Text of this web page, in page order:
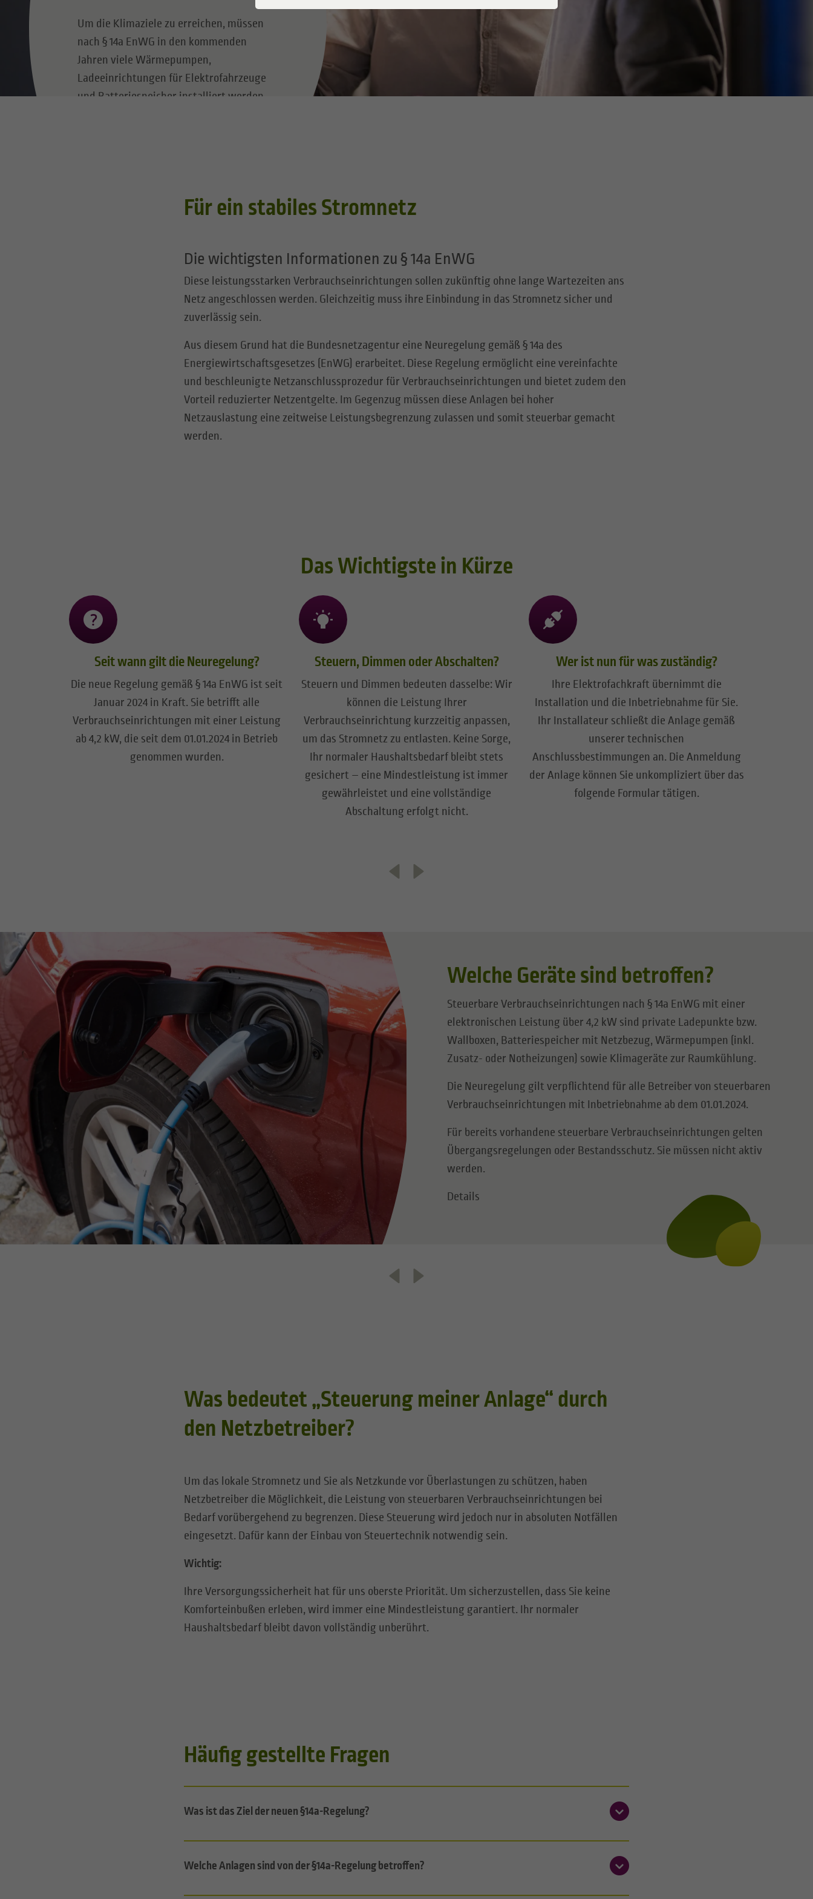
Vertragskündigung
Verbrauchseinrichtung
Redispatch
Grundversorger Strom
Grundversorger Gas
Versorgungssicherheit
Um die Klimaziele zu erreichen, müssen
nach § 14a EnWG in den kommenden
Jahren viele Wärmepumpen,
Ladeeinrichtungen für Elektrofahrzeuge
und Batteriespeicher installiert werden.
Für ein stabiles Stromnetz
Die wichtigsten Informationen zu § 14a EnWG
Diese leistungsstarken Verbrauchseinrichtungen sollen zukünftig ohne lange Wartezeiten ans
Netz angeschlossen werden. Gleichzeitig muss ihre Einbindung in das Stromnetz sicher und
zuverlässig sein.
Aus diesem Grund hat die Bundesnetzagentur eine Neuregelung gemäß § 14a des
Energiewirtschaftsgesetzes (EnWG) erarbeitet. Diese Regelung ermöglicht eine vereinfachte
und beschleunigte Netzanschlussprozedur für Verbrauchseinrichtungen und bietet zudem den
Vorteil reduzierter Netzentgelte. Im Gegenzug müssen diese Anlagen bei hoher
Netzauslastung eine zeitweise Leistungsbegrenzung zulassen und somit steuerbar gemacht
werden.
Das Wichtigste in Kürze
Seit wann gilt die Neuregelung?
Die neue Regelung gemäß § 14a EnWG ist seit
Januar 2024 in Kraft. Sie betrifft alle
Verbrauchseinrichtungen mit einer Leistung
ab 4,2 kW, die seit dem 01.01.2024 in Betrieb
genommen wurden.
Steuern, Dimmen oder Abschalten?
Steuern und Dimmen bedeuten dasselbe: Wir
können die Leistung Ihrer
Verbrauchseinrichtung kurzzeitig anpassen,
um das Stromnetz zu entlasten. Keine Sorge,
Ihr normaler Haushaltsbedarf bleibt stets
gesichert – eine Mindestleistung ist immer
gewährleistet und eine vollständige
Abschaltung erfolgt nicht.
Wer ist nun für was zuständig?
Ihre Elektrofachkraft übernimmt die
Installation und die Inbetriebnahme für Sie.
Ihr Installateur schließt die Anlage gemäß
unserer technischen
Anschlussbestimmungen an. Die Anmeldung
der Anlage können Sie unkompliziert über das
folgende Formular tätigen.
Welche Geräte sind betroffen?
Steuerbare Verbrauchseinrichtungen nach § 14a EnWG mit einer
elektronischen Leistung über 4,2 kW sind private Ladepunkte bzw.
Wallboxen, Batteriespeicher mit Netzbezug, Wärmepumpen (inkl.
Zusatz- oder Notheizungen) sowie Klimageräte zur Raumkühlung.
Die Neuregelung gilt verpflichtend für alle Betreiber von steuerbaren
Verbrauchseinrichtungen mit Inbetriebnahme ab dem 01.01.2024.
Für bereits vorhandene steuerbare Verbrauchseinrichtungen gelten
Übergangsregelungen oder Bestandsschutz. Sie müssen nicht aktiv
werden.
Details
Was bedeutet „Steuerung meiner Anlage“ durch
den Netzbetreiber?
Um das lokale Stromnetz und Sie als Netzkunde vor Überlastungen zu schützen, haben
Netzbetreiber die Möglichkeit, die Leistung von steuerbaren Verbrauchseinrichtungen bei
Bedarf vorübergehend zu begrenzen. Diese Steuerung wird jedoch nur in absoluten Notfällen
eingesetzt. Dafür kann der Einbau von Steuertechnik notwendig sein.
Wichtig:
Ihre Versorgungssicherheit hat für uns oberste Priorität. Um sicherzustellen, dass Sie keine
Komforteinbußen erleben, wird immer eine Mindestleistung garantiert. Ihr normaler
Haushaltsbedarf bleibt davon vollständig unberührt.
Häufig gestellte Fragen
Was ist das Ziel der neuen §14a-Regelung?
Welche Anlagen sind von der §14a-Regelung betroffen?